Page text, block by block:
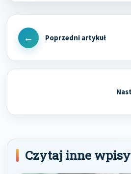
Nawigacja
wpisu
Previous
Czytaj inne wpisy